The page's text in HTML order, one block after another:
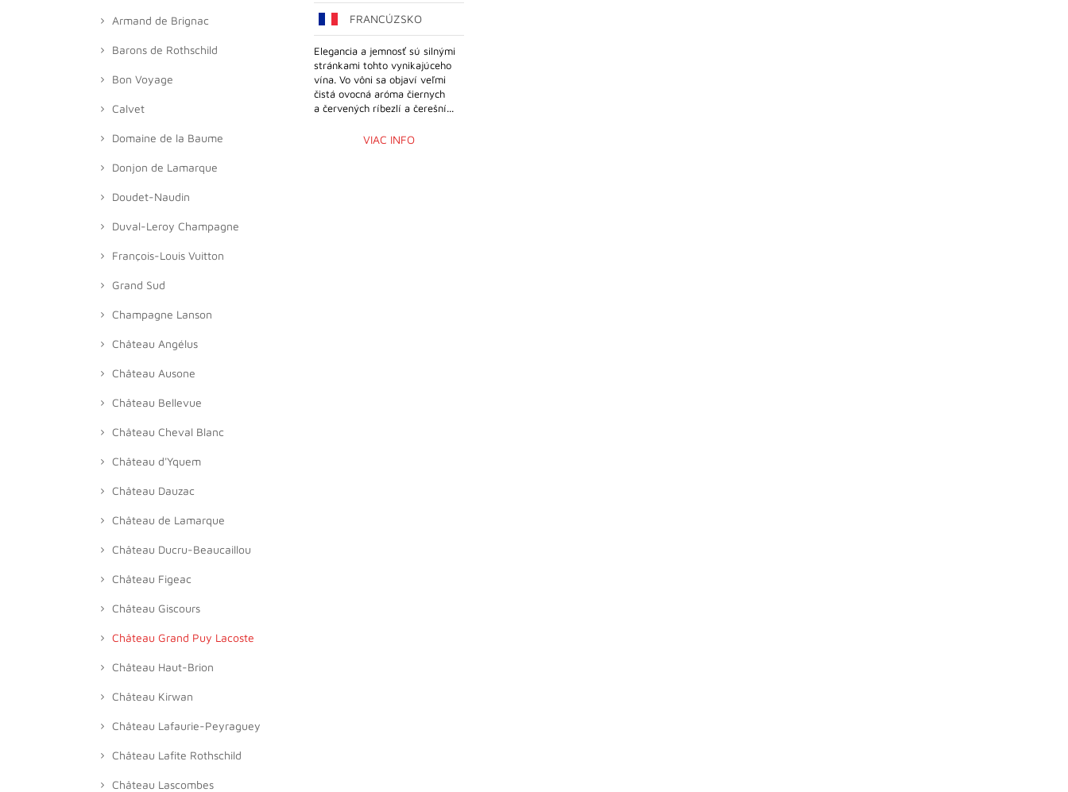
FRANCÚZSKO
Elegancia a jemnosť sú silnými
stránkami tohto vynikajúceho
vína. Vo vôni sa objaví veľmi
čistá ovocná aróma čiernych
a červených ríbezlí a čerešní...
VIAC INFO
Armand de Brignac
Barons de Rothschild
Bon Voyage
Calvet
Domaine de la Baume
Donjon de Lamarque
Doudet-Naudin
Duval-Leroy Champagne
François-Louis Vuitton
Grand Sud
Champagne Lanson
Château Angélus
Château Ausone
Château Bellevue
Château Cheval Blanc
Château d'Yquem
Château Dauzac
Château de Lamarque
Château Ducru-Beaucaillou
Château Figeac
Château Giscours
Château Grand Puy Lacoste
Château Haut-Brion
Château Kirwan
Château Lafaurie-Peyraguey
Château Lafite Rothschild
Château Lascombes